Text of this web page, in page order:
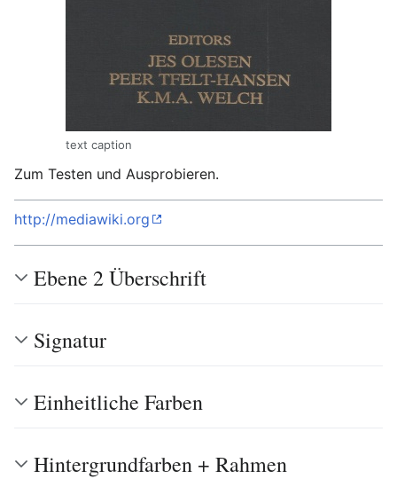
text caption
Zum Testen und Ausprobieren.
http://mediawiki.org
Ebene 2 Überschrift
Signatur
Einheitliche Farben
Hintergrundfarben + Rahmen